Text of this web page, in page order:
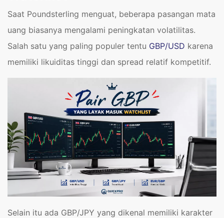
Saat Poundsterling menguat, beberapa pasangan mata
uang biasanya mengalami peningkatan volatilitas.
Salah satu yang paling populer tentu GBP/USD karena
memiliki likuiditas tinggi dan spread relatif kompetitif.
Selain itu ada GBP/JPY yang dikenal memiliki karakter